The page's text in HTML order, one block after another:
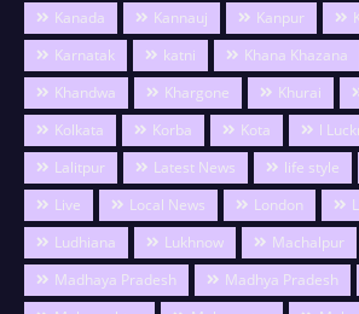
Kanada
Kannauj Kanpur
Karnatak
katni Khana Khazana
Khandwa
Khargone Khurai
Kolkata
Korba Kota l
Lalitpur
Latest News life style
Live
Local News London
Ludhiana
Lukhnow
Machalpur
Madhaya Pradesh
Madhya Pradesh